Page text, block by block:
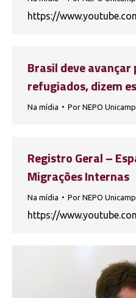
https://
Brasil deve
refugiados, dizem
Na mídia Por NEPO Unicamp
Registro Geral –
Migrações Internas
Na mídia Por NEPO Unicamp
https://